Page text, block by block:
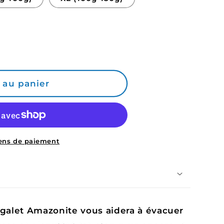
panier
de paiement
Amazonite vous aidera à évacuer